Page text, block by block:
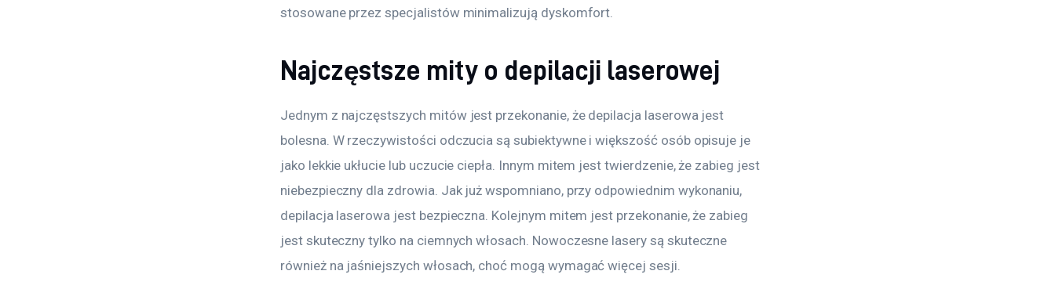
stosowane przez specjalistów minimalizują dyskomfort.
Najczęstsze mity o depilacji laserowej
Jednym z najczęstszych mitów jest przekonanie, że depilacja laserowa jest
bolesna. W rzeczywistości odczucia są subiektywne i większość osób opisuje je
jako lekkie ukłucie lub uczucie ciepła. Innym mitem jest twierdzenie, że zabieg jest
niebezpieczny dla zdrowia. Jak już wspomniano, przy odpowiednim wykonaniu,
depilacja laserowa jest bezpieczna. Kolejnym mitem jest przekonanie, że zabieg
jest skuteczny tylko na ciemnych włosach. Nowoczesne lasery są skuteczne
również na jaśniejszych włosach, choć mogą wymagać więcej sesji.